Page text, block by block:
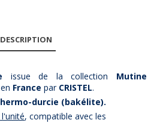
DESCRIPTION
issue de la collection Mutine
France par CRISTEL.
durcie (bakélite).
, compatible avec les